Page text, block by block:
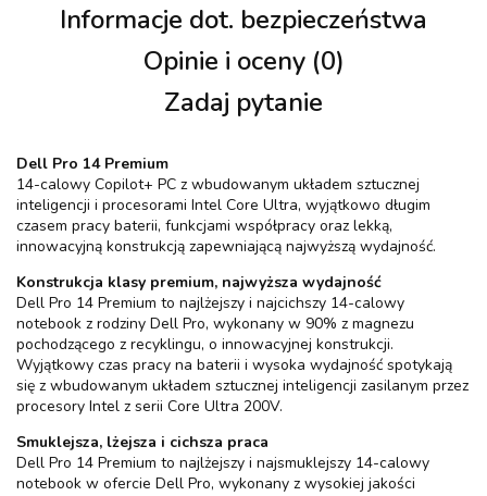
Informacje dot. bezpieczeństwa
Opinie i oceny (0)
Zadaj pytanie
Dell Pro 14 Premium
14-calowy Copilot+ PC z wbudowanym układem sztucznej
inteligencji i procesorami Intel Core Ultra, wyjątkowo długim
czasem pracy baterii, funkcjami współpracy oraz lekką,
innowacyjną konstrukcją zapewniającą najwyższą wydajność.
Konstrukcja klasy premium, najwyższa wydajność
Dell Pro 14 Premium to najlżejszy i najcichszy 14-calowy
notebook z rodziny Dell Pro, wykonany w 90% z magnezu
pochodzącego z recyklingu, o innowacyjnej konstrukcji.
Wyjątkowy czas pracy na baterii i wysoka wydajność spotykają
się z wbudowanym układem sztucznej inteligencji zasilanym przez
procesory Intel z serii Core Ultra 200V.
Smuklejsza, lżejsza i cichsza praca
Dell Pro 14 Premium to najlżejszy i najsmuklejszy 14-calowy
notebook w ofercie Dell Pro, wykonany z wysokiej jakości